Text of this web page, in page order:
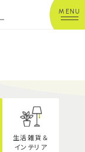
MENU
生活雑貨＆
インテリア